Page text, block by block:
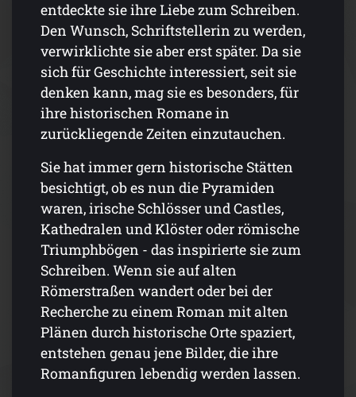
entdeckte sie ihre Liebe zum Schreiben.
Den Wunsch, Schriftstellerin zu werden,
verwirklichte sie aber erst später. Da sie
sich für Geschichte interessiert, seit sie
denken kann, mag sie es besonders, für
ihre historischen Romane in
zurückliegende Zeiten einzutauchen.
Sie hat immer gern historische Stätten
besichtigt, ob es nun die Pyramiden
waren, irische Schlösser und Castles,
Kathedralen und Klöster oder römische
Triumphbögen - das inspirierte sie zum
Schreiben. Wenn sie auf alten
Römerstraßen wandert oder bei der
Recherche zu einem Roman mit alten
Plänen durch historische Orte spaziert,
entstehen genau jene Bilder, die ihre
Romanfiguren lebendig werden lassen.